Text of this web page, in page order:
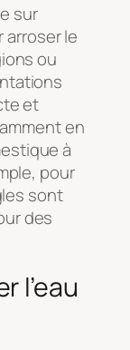
sur
arroser le
ou
et
en
à
pour
sont
des
l’eau